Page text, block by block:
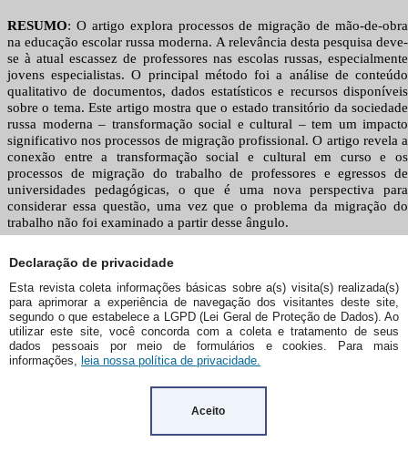
Declaração de privacidade
Esta revista coleta informações básicas sobre a(s) visita(s) realizada(s)
para aprimorar a experiência de navegação dos visitantes deste site,
segundo o que estabelece a LGPD (Lei Geral de Proteção de Dados). Ao
utilizar este site, você concorda com a coleta e tratamento de seus
dados pessoais por meio de formulários e cookies. Para mais
informações, leia nossa política de privacidade.
Aceito